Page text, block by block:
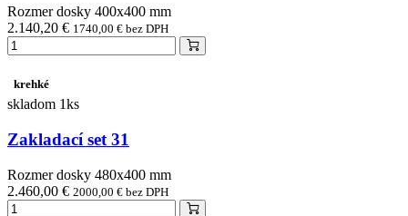
Rozmer dosky 400x400 mm
2.140,20 € 1740,00 € bez DPH
krehké
skladom 1ks
Zakladací set 31
Rozmer dosky 480x400 mm
2.460,00 € 2000,00 € bez DPH